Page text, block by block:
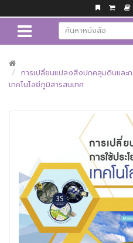
การเปลี่ยนแปลงสิ่งปกคลุมดินและก
เทคโนโลยีภูมิสารสนเทศ